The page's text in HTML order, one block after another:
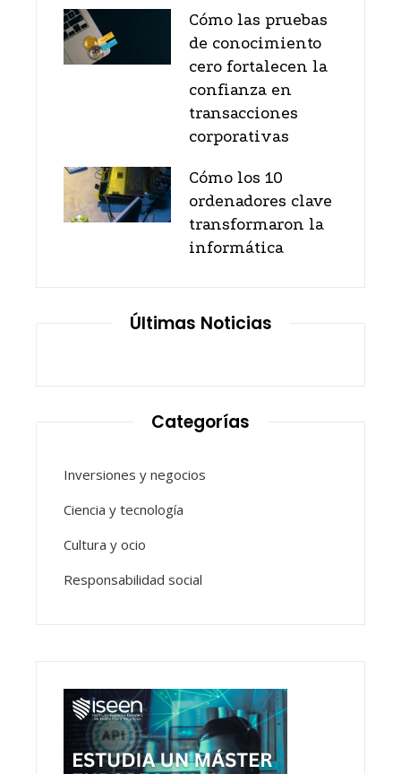
Cómo las pruebas
de conocimiento
cero fortalecen la
confianza en
transacciones
corporativas
Cómo los 10
ordenadores clave
transformaron la
informática
Últimas Noticias
Categorías
Inversiones y negocios
Ciencia y tecnología
Cultura y ocio
Responsabilidad social